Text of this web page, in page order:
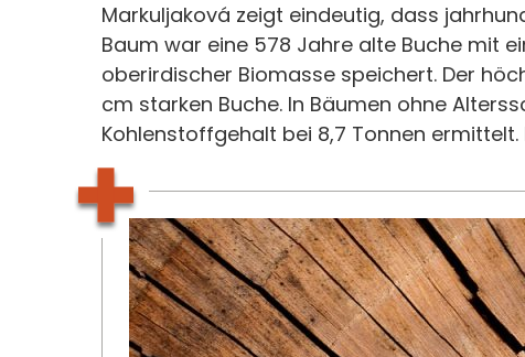
Markuljaková zeigt eindeutig, dass
Baum war eine 578 Jahre alte Buche mit
oberirdischer Biomasse speichert. Der
cm starken Buche. In Bäumen ohne
Kohlenstoffgehalt bei 8,7 Tonnen